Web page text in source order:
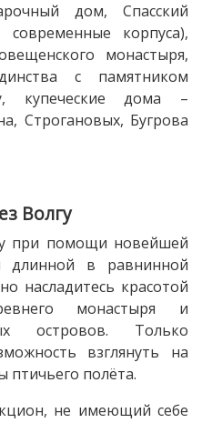
дом, Спасский
корпуса),
монастыря,
с памятником
купеческие дома –
Строгановых, Бугрова
Волгу
при помощи новейшей
длинной в равнинной
насладитесь красотой
монастыря и
островов. Только
взглянуть на
птичьего полёта.
не имеющий себе